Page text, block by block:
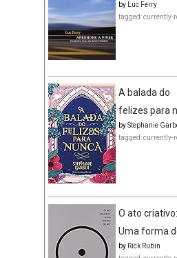
by
Luc Ferry
tagged: currently-
A balada do
felizes para
byStephanie
tagged: currently-
O ato criativo:
Uma forma
by Rick Rubin